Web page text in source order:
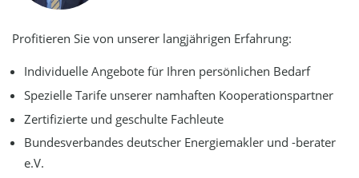
Profitieren Sie von unserer langjährigen Erfahrung:
Individuelle Angebote für Ihren persönlichen Bedarf
Spezielle Tarife unserer namhaften Kooperationspartner
Zertifizierte und geschulte Fachleute
Bundesverbandes deutscher Energiemakler und -berater
e.V.